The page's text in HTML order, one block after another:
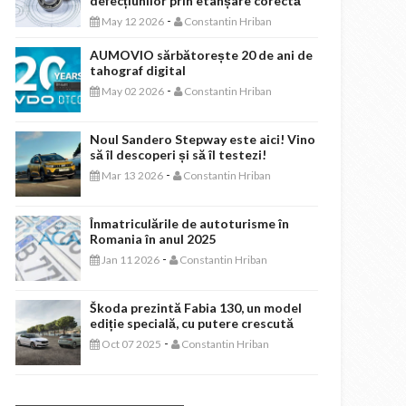
May 12 2026 - Constantin Hriban
AUMOVIO sărbătorește 20 de ani de
tahograf digital
May 02 2026 - Constantin Hriban
Noul Sandero Stepway este aici! Vino
să îl descoperi și să îl testezi!
Mar 13 2026 - Constantin Hriban
Înmatriculările de autoturisme în
Romania în anul 2025
Jan 11 2026 - Constantin Hriban
Škoda prezintă Fabia 130, un model
ediție specială, cu putere crescută
Oct 07 2025 - Constantin Hriban